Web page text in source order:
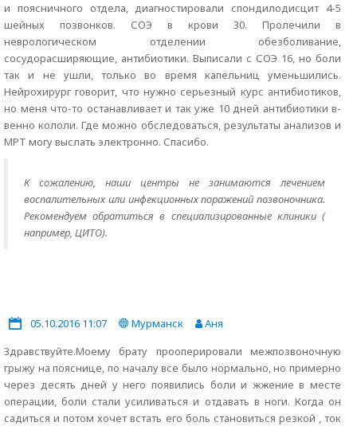
и поясничного отдела, диагностировали спондилодисцит 4-5
шейных позвонков. СОЭ в крови 30. Пролечили в
неврологическом отделении обезболивание,
сосудорасширяющие, антибиотики. Выписали с СОЭ 16, но боли
так и не ушли, только во время капельниц уменьшились.
Нейрохирург говорит, что нужно серьезный курс антибиотиков,
но меня что-то останавливает и так уже 10 дней антибиотики в-
венно кололи. Где можно обследоваться, результаты анализов и
МРТ могу выслать электронно. Спасибо.
К сожалению, наши центры не занимаются лечением
воспалительных или инфекционных поражений позвоночника.
Рекомендуем обратиться в специализированные клиники (
например, ЦИТО).
05.10.2016 11:07 Мурманск
Аня
Здравствуйте.Моему брату прооперировали межпозвоночную
грыжу на пояснице, по началу все было нормально, но примерно
через десять дней у него появились боли и жжение в месте
операции, боли стали усиливаться и отдавать в ноги. Когда он
садиться и потом хочет встать его боль становиться резкой , ток